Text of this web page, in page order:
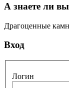
А знаете ли
Драгоценные
Вход
Логин